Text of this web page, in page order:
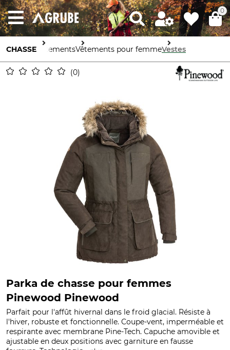
0
CHASSE VêtementsVêtements pour femmeVestes
0
Parka de chasse pour femmes
Pinewood Pinewood
Parfait pour l'affût hivernal dans le froid glacial. Résiste à
l'hiver, robuste et fonctionnelle. Coupe-vent, imperméable et
respirante avec membrane Pine-Tech. Capuche amovible et
ajustable en deux positions avec garniture en fausse